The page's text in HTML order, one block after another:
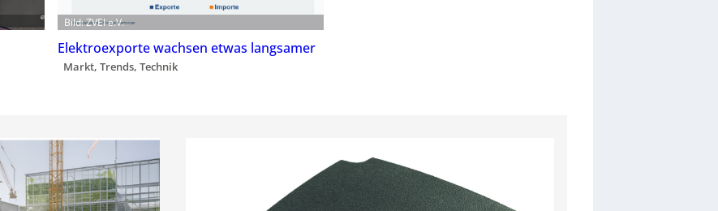
Bild: ZVEI e.V.
Elektroexporte wachsen etwas langsamer
Markt, Trends, Technik